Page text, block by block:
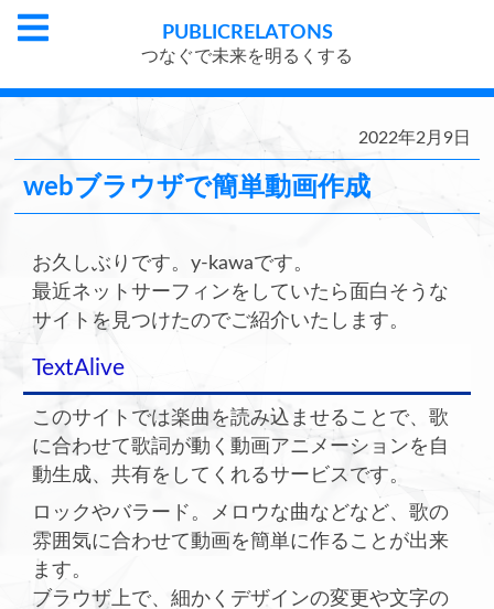
PUBLICRELATONS
つなぐで未来を明るくする
2022年2月9日
webブラウザで簡単動画作成
お久しぶりです。y-kawaです。
最近ネットサーフィンをしていたら面白そうな
サイトを見つけたのでご紹介いたします。
TextAlive
このサイトでは楽曲を読み込ませることで、歌
に合わせて歌詞が動く動画アニメーションを自
動生成、共有をしてくれるサービスです。
ロックやバラード。メロウな曲などなど、歌の
雰囲気に合わせて動画を簡単に作ることが出来
ます。
ブラウザ上で、細かくデザインの変更や文字の